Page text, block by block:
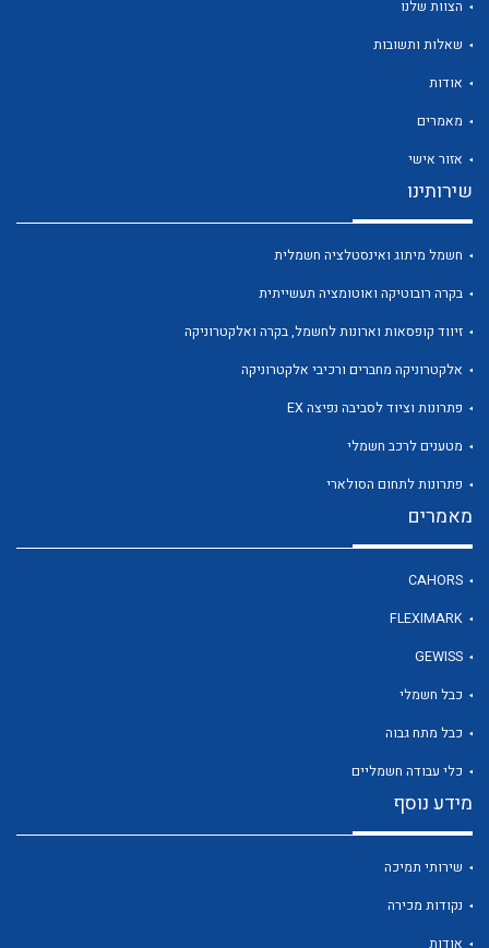
לכל מוצרי היצרן
הצוות שלנו
שאלות ותשובות
אודות
מאמרים
אזור אישי
שירותינו
חשמל מיתוג ואינסטלציה חשמלית
בקרה רובוטיקה ואוטומציה תעשייתית
זיווד קופסאות וארונות לחשמל, בקרה ואלקטרוניקה
אלקטרוניקה מחברים ורכיבי אלקטרוניקה
פתרונות וציוד לסביבה נפיצה EX
מטענים לרכב חשמלי
פתרונות לתחום הסולארי
מאמרים
CAHORS
FLEXIMARK
GEWISS
כבל חשמלי
כבל מתח גבוה
כלי עבודה חשמליים
מידע נוסף
שירותי תמיכה
נקודות מכירה
אודות